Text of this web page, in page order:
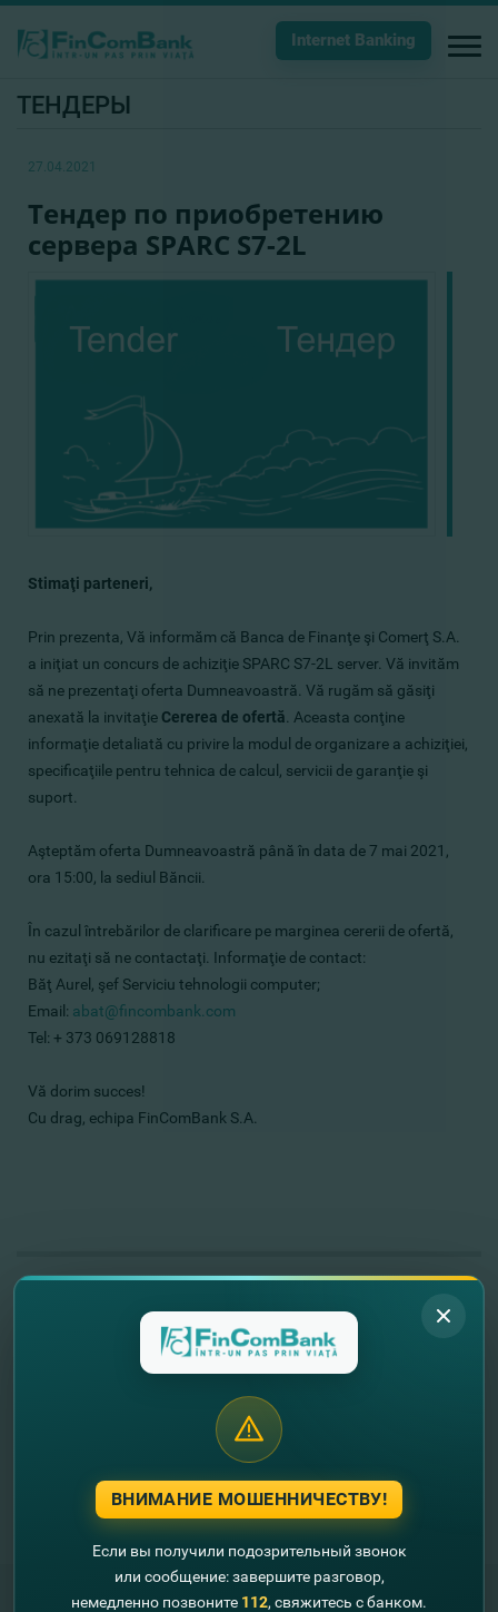
Internet Banking
ТЕНДЕРЫ
27.04.2021
Тендер по приобретению
сервера SPARC S7-2L
Stimaţi parteneri,
Prin prezenta, Vă informăm că Banca de Finanţe şi Comerţ S.A.
a iniţiat un concurs de achiziţie SPARC S7-2L server. Vă invităm
să ne prezentaţi oferta Dumneavoastră. Vă rugăm să găsiţi
anexată la invitaţie Cererea de ofertă . Aceasta conţine
informaţie detaliată cu privire la modul de organizare a achiziţiei,
specificaţiile pentru tehnica de calcul, servicii de garanţie şi
suport.
Aşteptăm oferta Dumneavoastră până în data de 7 mai 2021,
ora 15:00, la sediul Băncii.
În cazul întrebărilor de clarificare pe marginea cererii de ofertă,
nu ezitaţi să ne contactaţi. Informaţie de contact:
Băţ Aurel, şef Serviciu tehnologii computer;
Email: abat@fincombank.com
Tel: + 373 069128818
Vă dorim succes!
Cu drag, echipa FinComBank S.A.
// Другие новости
ВНИМАНИЕ МОШЕННИЧЕСТВУ!
Если вы получили подозрительный звонок
или сообщение: завершите разговор,
немедленно позвоните 112, свяжитесь с банком.